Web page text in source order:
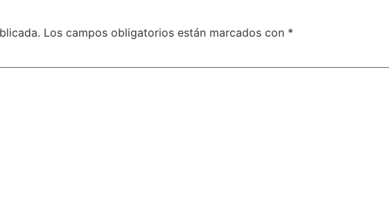
Los campos obligatorios están marcados con *